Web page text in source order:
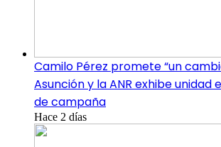
Camilo Pérez promete “un
Asunción y la ANR exhibe unidad
de campaña
Hace 2 días